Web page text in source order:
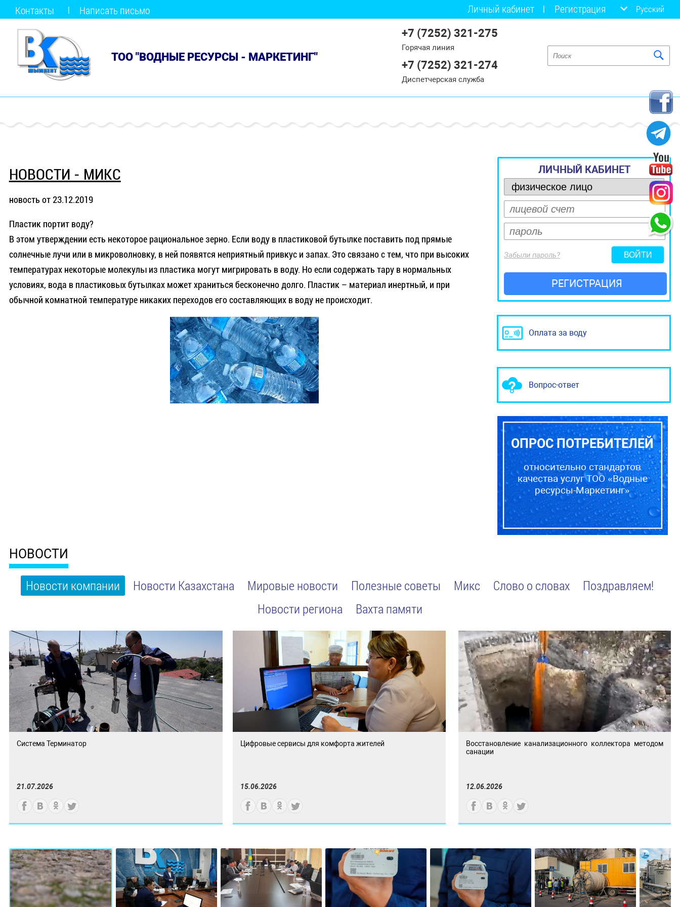
Контакты Написать письмо Личный кабинет Регистрация Русский
ТОО "ВОДНЫЕ РЕСУРСЫ - МАРКЕТИНГ"
+7 (7252) 321-275
Горячая линия
+7 (7252) 321-274
Диспетчерская служба
НОВОСТИ - МИКС
новость от 23.12.2019
Пластик портит воду?
В этом утверждении есть некоторое рациональное зерно. Если воду в пластиковой бутылке поставить под прямые
солнечные лучи или в микроволновку, в ней появятся неприятный привкус и запах. Это связано с тем, что при высоких
температурах некоторые молекулы из пластика могут мигрировать в воду. Но если содержать тару в нормальных
условиях, вода в пластиковых бутылках может храниться бесконечно долго. Пластик – материал инертный, и при
обычной комнатной температуре никаких переходов его составляющих в воду не происходит.
ЛИЧНЫЙ КАБИНЕТ
Забыли пароль?
РЕГИСТРАЦИЯ
Оплата за воду
Вопрос-ответ
ОПРОС ПОТРЕБИТЕЛЕЙ
относительно стандартов
качества услуг ТОО «Водные
ресурсы-Маркетинг»
НОВОСТИ
Новости компании Новости Казахстана Мировые новости Полезные советы Микс Слово о словах
Поздравляем!
Новости региона
Вахта памяти
Система Терминатор
21.07.2026
Цифровые сервисы для комфорта жителей
15.06.2026
Восстановление канализационного коллектора методом
санации
12.06.2026